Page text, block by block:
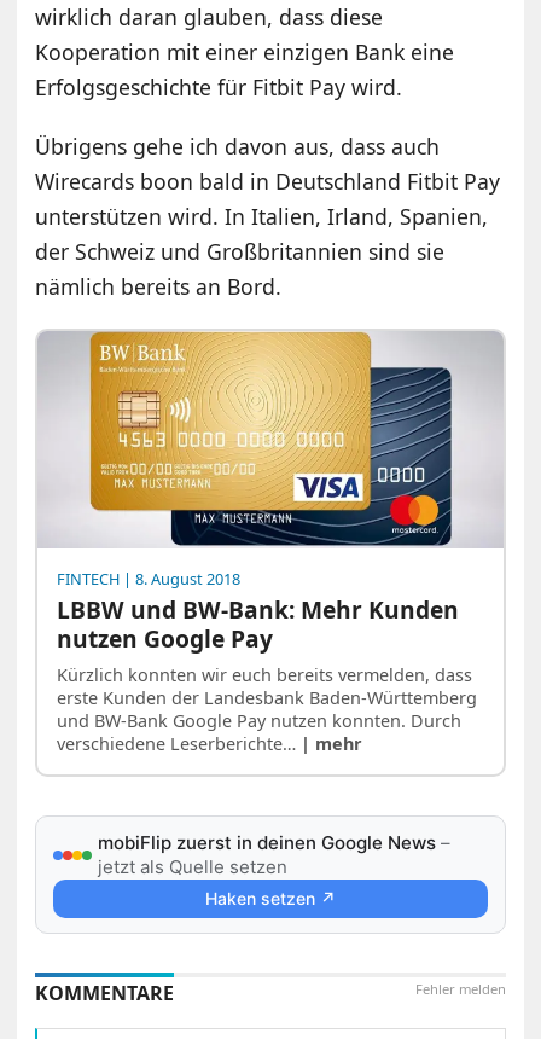
wirklich daran glauben, dass diese
Kooperation mit einer einzigen Bank eine
Erfolgsgeschichte für Fitbit Pay wird.
Übrigens gehe ich davon aus, dass auch
Wirecards boon bald in Deutschland Fitbit Pay
unterstützen wird. In Italien, Irland, Spanien,
der Schweiz und Großbritannien sind sie
nämlich bereits an Bord.
FINTECH | 8. August 2018
LBBW und BW-Bank: Mehr Kunden
nutzen Google Pay
Kürzlich konnten wir euch bereits vermelden, dass
erste Kunden der Landesbank Baden-Württemberg
und BW-Bank Google Pay nutzen konnten. Durch
verschiedene Leserberichte… | mehr
mobiFlip zuerst in deinen Google News –
jetzt als Quelle setzen
Haken setzen ↗
Fehler melden
KOMMENTARE